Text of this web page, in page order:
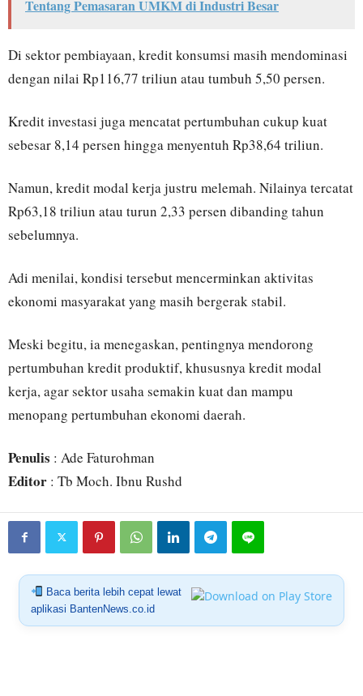
Tentang Pemasaran UMKM di Industri Besar
Di sektor pembiayaan, kredit konsumsi masih mendominasi
dengan nilai Rp116,77 triliun atau tumbuh 5,50 persen.
Kredit investasi juga mencatat pertumbuhan cukup kuat
sebesar 8,14 persen hingga menyentuh Rp38,64 triliun.
Namun, kredit modal kerja justru melemah. Nilainya tercatat
Rp63,18 triliun atau turun 2,33 persen dibanding tahun
sebelumnya.
Adi menilai, kondisi tersebut mencerminkan aktivitas
ekonomi masyarakat yang masih bergerak stabil.
Meski begitu, ia menegaskan, pentingnya mendorong
pertumbuhan kredit produktif, khususnya kredit modal
kerja, agar sektor usaha semakin kuat dan mampu
menopang pertumbuhan ekonomi daerah.
Penulis : Ade Faturohman
Editor : Tb Moch. Ibnu Rushd
Baca berita lebih cepat lewat
aplikasi BantenNews.co.id